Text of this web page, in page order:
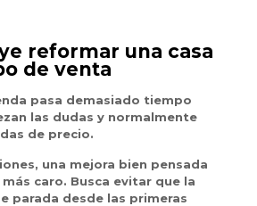
reformar una casa
de venta
pasa demasiado tiempo
las dudas y normalmente
de precio.
una mejora bien pensada
caro. Busca evitar que la
parada desde las primeras